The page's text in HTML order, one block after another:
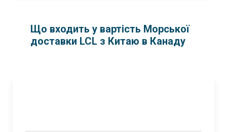
Що входить у вартість Морської
доставки LCL з Китаю в Канаду